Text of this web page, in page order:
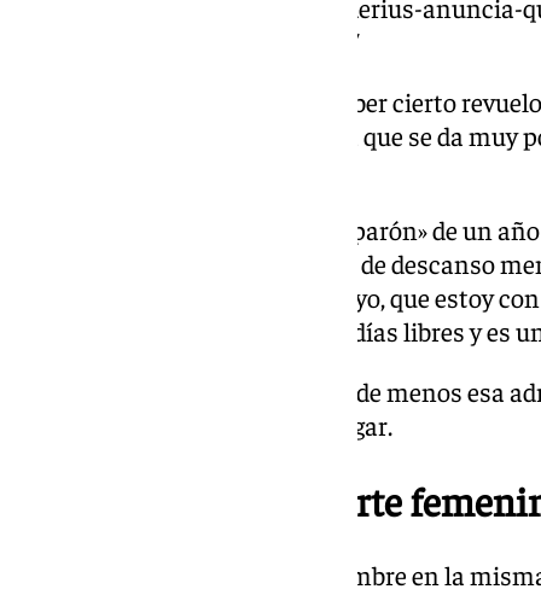
https://www.101tv.es/silvia-arderius-anuncia-
paron-en-su-carrera-deportiva/
«Contábamos con que podía haber cierto
principio, porque es una noticia que se da muy
Asimismo, ha agradecido este «parón» de un
para respirar»: «Hay un aspecto de descanso
la vida de una deportista, como yo, que estoy
temporada tras temporada sin días libres y es
Aunque, ha admitido que «echa de menos esa
cuando ve a sus compañeras jugar.
Machismo en el deporte
«Haciendo lo mismo que un hombre en la